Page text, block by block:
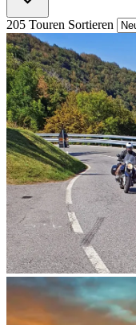
205 Touren Sortieren